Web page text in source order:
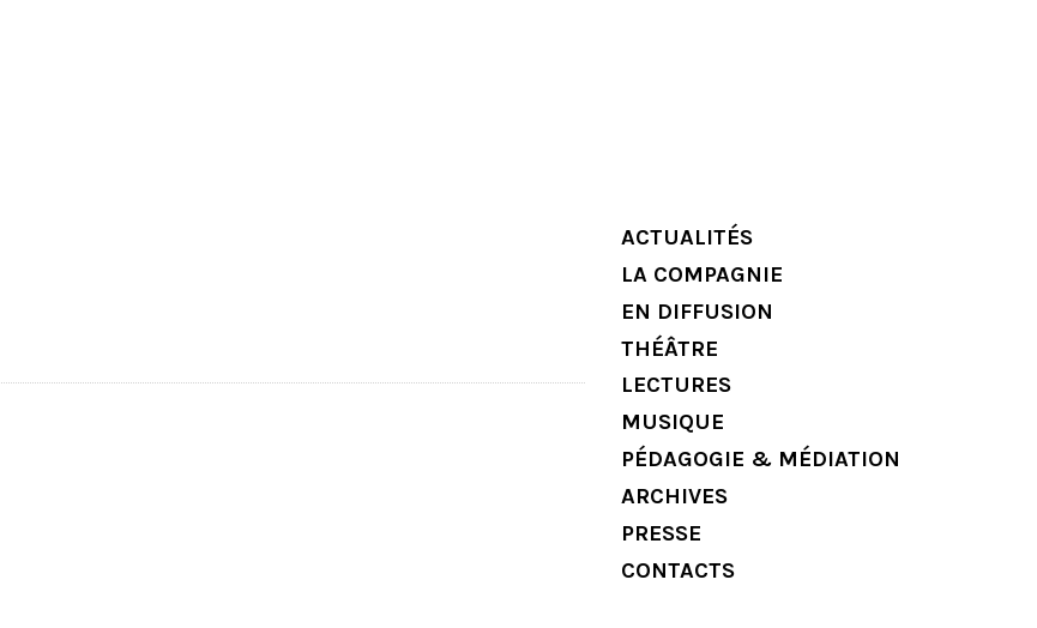
ACTUALITÉS
LA COMPAGNIE
EN DIFFUSION
THÉÂTRE
LECTURES
MUSIQUE
PÉDAGOGIE & MÉDIATION
ARCHIVES
PRESSE
CONTACTS